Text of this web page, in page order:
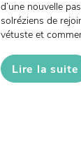
d’une nouvelle
solréziens de
vétuste et
Lire la suite